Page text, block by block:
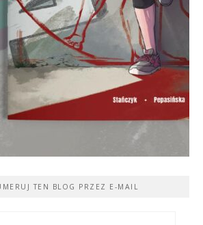
TEN BLOG PRZEZ E-MAIL